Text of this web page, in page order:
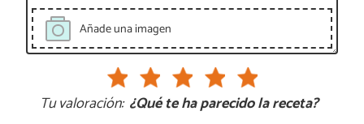
Añade una imagen
Tu valoración: ¿Qué te ha parecido la receta?